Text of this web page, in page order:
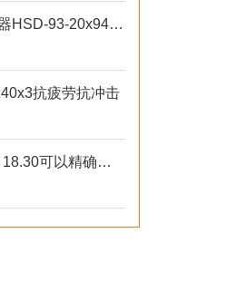
STUWE胀紧套联轴器HSD-93-20x94规格说明
抗疲劳抗冲击
SPIETH胀紧套DSK 18.30可以精确设置张紧力